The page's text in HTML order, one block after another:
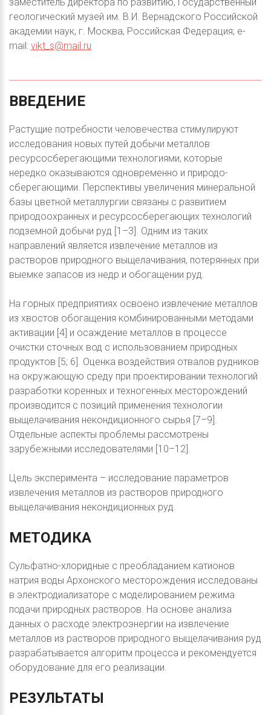
геологический музей им. В.И. Вернадского Российской
академии наук, г. Москва, Российская Федерация; e-
mail: vikt_s@mail.ru
ВВЕДЕНИЕ
Растущие потребности человечества стимулируют
исследования новых путей добычи металлов
ресурсосберегающими технологиями, которые
нередко оказываются одновременно и природо-
сберегающими. Перспективы увеличения минеральной
базы цветной металлургии связаны с развитием
природоохранных и ресурсосберегающих технологий
подземной добычи руд [1–3]. Одним из таких
направлений является извлечение металлов из
растворов природного выщелачивания, потерянных при
выемке запасов из недр и обогащении руд.
На горных предприятиях освоено извлечение металлов
из хвостов обогащения комбинированными методами
активации [4] и осаждение металлов в процессе
очистки сточных вод с использованием природных
продуктов [5; 6]. Оценка воздействия отвалов рудников
на окружающую среду при проектировании технологий
разработки коренных и техногенных месторождений
производится с позиций применения технологии
выщелачивания некондиционного сырья [7–9].
Отдельные аспекты проблемы рассмотрены
зарубежными исследователями [10–12].
Цель эксперимента – исследование параметров
извлечения металлов из растворов природного
выщелачивания некондиционных руд.
МЕТОДИКА
Сульфатно-хлоридные с преобладанием катионов
натрия воды Архонского месторождения исследованы
в электродиализаторе с моделированием режима
подачи природных растворов. На основе анализа
данных о расходе электроэнергии на извлечение
металлов из растворов природного выщелачивания руд
разрабатывается алгоритм процесса и рекомендуется
оборудование для его реализации.
РЕЗУЛЬТАТЫ